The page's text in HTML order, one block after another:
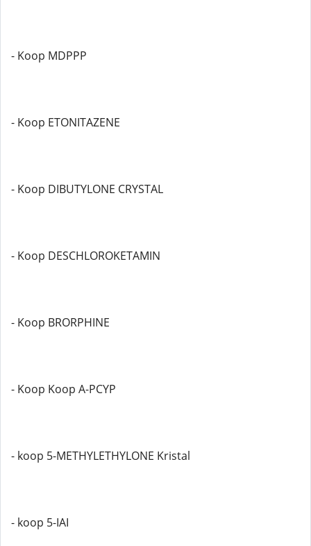
- Koop MDPPP
- Koop ETONITAZENE
- Koop DIBUTYLONE CRYSTAL
- Koop DESCHLOROKETAMIN
- Koop BRORPHINE
- Koop Koop A-PCYP
- koop 5-METHYLETHYLONE Kristal
- koop 5-IAI